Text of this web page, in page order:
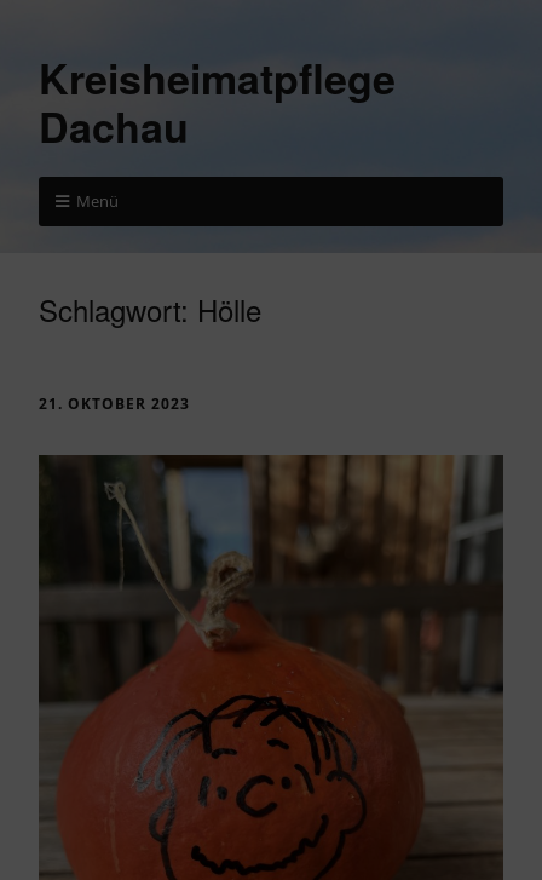
Kreisheimatpflege
Dachau
Menü
Schlagwort: Hölle
21. OKTOBER 2023